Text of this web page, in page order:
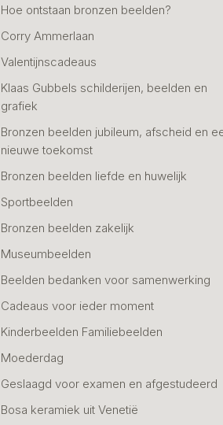
Hoe ontstaan bronzen beelden?
Corry Ammerlaan
Valentijnscadeaus
Klaas Gubbels schilderijen, beelden en
grafiek
Bronzen beelden jubileum, afscheid en
nieuwe toekomst
Bronzen beelden liefde en huwelijk
Sportbeelden
Bronzen beelden zakelijk
Museumbeelden
Beelden bedanken voor samenwerking
Cadeaus voor ieder moment
Kinderbeelden Familiebeelden
Moederdag
Geslaagd voor examen en afgestudeerd
Bosa keramiek uit Venetië